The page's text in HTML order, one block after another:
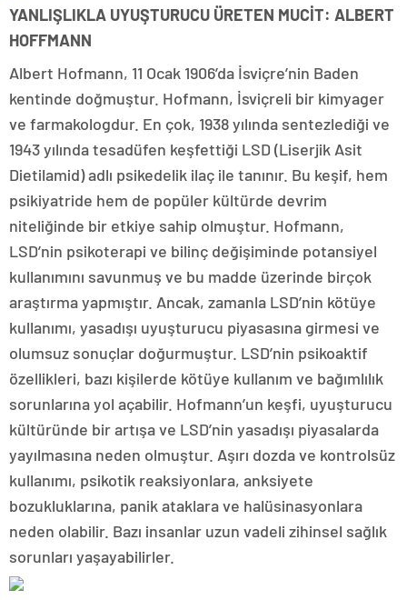
YANLIŞLIKLA UYUŞTURUCU ÜRETEN MUCİT: ALBERT
HOFFMANN
Albert Hofmann, 11 Ocak 1906’da İsviçre’nin Baden
kentinde doğmuştur. Hofmann, İsviçreli bir kimyager
ve farmakologdur. En çok, 1938 yılında sentezlediği ve
1943 yılında tesadüfen keşfettiği LSD (Liserjik Asit
Dietilamid) adlı psikedelik ilaç ile tanınır. Bu keşif, hem
psikiyatride hem de popüler kültürde devrim
niteliğinde bir etkiye sahip olmuştur. Hofmann,
LSD’nin psikoterapi ve bilinç değişiminde potansiyel
kullanımını savunmuş ve bu madde üzerinde birçok
araştırma yapmıştır. Ancak, zamanla LSD’nin kötüye
kullanımı, yasadışı uyuşturucu piyasasına girmesi ve
olumsuz sonuçlar doğurmuştur. LSD’nin psikoaktif
özellikleri, bazı kişilerde kötüye kullanım ve bağımlılık
sorunlarına yol açabilir. Hofmann’un keşfi, uyuşturucu
kültüründe bir artışa ve LSD’nin yasadışı piyasalarda
yayılmasına neden olmuştur. Aşırı dozda ve kontrolsüz
kullanımı, psikotik reaksiyonlara, anksiyete
bozukluklarına, panik ataklara ve halüsinasyonlara
neden olabilir. Bazı insanlar uzun vadeli zihinsel sağlık
sorunları yaşayabilirler.